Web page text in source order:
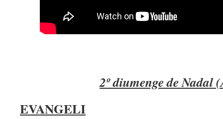
2º diumenge de Nadal
EVANGELI